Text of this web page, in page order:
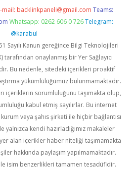
mail: backlinkpaneli@gmail.com Teams:
Whatsapp: 0262 606 0 726 Telegram:
@karabul
Sayılı Kanun gereğince Bilgi Teknolojileri
tarafından onaylanmış bir Yer Sağlayıcı
Bu nedenle, sitedeki içerikleri proaktif
yükümlülüğümüz bulunmamaktadır.
içeriklerin sorumluluğunu taşımakta olup,
kabul etmiş sayılırlar. Bu internet
veya şahıs şirketi ile hiçbir bağlantısı
yalnızca kendi hazırladığımız makaleler
alan içerikler haber niteliği taşımamakta
hakkında paylaşım yapılmamaktadır.
isim benzerlikleri tamamen tesadüfidir.